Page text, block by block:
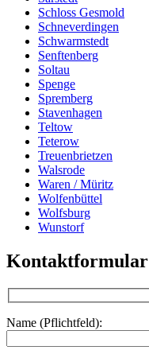
Schloss Gesmold
Schneverdingen
Schwarmstedt
Senftenberg
Soltau
Spenge
Spremberg
Stavenhagen
Teltow
Teterow
Treuenbrietzen
Walsrode
Waren / Müritz
Wolfenbüttel
Wolfsburg
Wunstorf
Kontaktformular
Name (Pflichtfeld):